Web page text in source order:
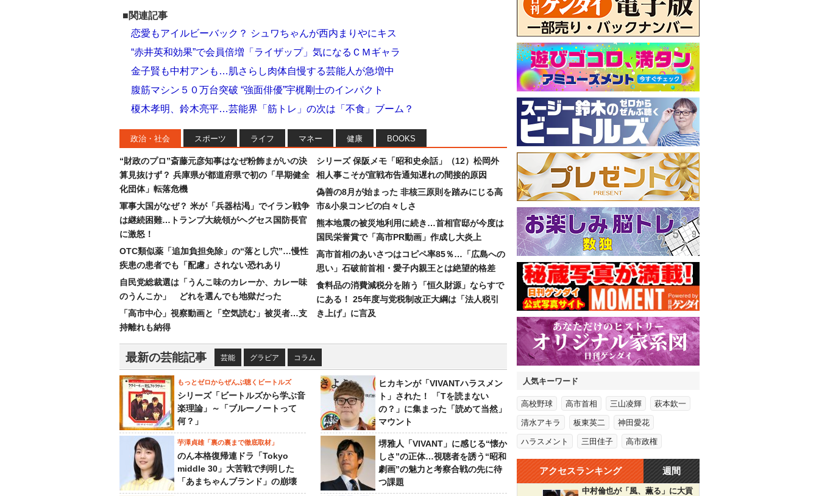
■関連記事
恋愛もアイルビーバック？ シュワちゃんが西内まりやにキス
“赤井英和効果”で会員倍増「ライザップ」気になるＣＭギャラ
金子賢も中村アンも…肌さらし肉体自慢する芸能人が急増中
腹筋マシン５０万台突破 “強面俳優”宇梶剛士のインパクト
榎木孝明、鈴木亮平…芸能界「筋トレ」の次は「不食」ブーム？
政治・社会 スポーツ ライフ マネー 健康 BOOKS
“財政のプロ”斎藤元彦知事はなぜ粉飾まがいの決
算見抜けず？ 兵庫県が都道府県で初の「早期健全
化団体」転落危機
軍事大国がなぜ？ 米が「兵器枯渇」でイラン戦争
は継続困難…トランプ大統領がヘグセス国防長官
に激怒！
OTC類似薬「追加負担免除」の“落とし穴”…慢性
疾患の患者でも「配慮」されない恐れあり
自民党総裁選は「うんこ味のカレーか、カレー味
のうんこか」 どれを選んでも地獄だった
「高市中心」視察動画と「空気読む」被災者…支
持離れも納得
シリーズ 保阪メモ「昭和史余話」（12）松岡外
相人事こそが宣戦布告通知遅れの間接的原因
偽善の8月が始まった 非核三原則を踏みにじる高
市&小泉コンビの白々しさ
熊本地震の被災地利用に続き…首相官邸が今度は
国民栄誉賞で「高市PR動画」作成し大炎上
高市首相のあいさつはコピペ率85％…「広島への
思い」石破前首相・愛子内親王とは絶望的格差
食料品の消費減税分を賄う「恒久財源」ならすで
にある！ 25年度与党税制改正大綱は「法人税引
き上げ」に言及
最新の芸能記事 芸能 グラビア コラム
もっとゼロからぜんぶ聴くビートルズ
シリーズ「ビートルズから学ぶ音
楽理論」～「ブルーノートって
何？」
ヒカキンが「VIVANTハラスメン
ト」された！ 「Tを読まない
の？」に集まった「読めて当然」
マウント
芋澤貞雄「裏の裏まで徹底取材」
のん本格復帰連ドラ「Tokyo
middle 30」大苦戦で判明した
「あまちゃんブランド」の崩壊
堺雅人「VIVANT」に感じる“懐か
しさ”の正体…視聴者を誘う“昭和
劇画”の魅力と考察合戦の先に待
つ課題
人気キーワード
高校野球 高市首相 三山凌輝 萩本欽一
清水アキラ 板東英二 神田愛花
ハラスメント 三田佳子 高市政権
アクセスランキング 週間
中村倫也が「風、薫る」に大貢